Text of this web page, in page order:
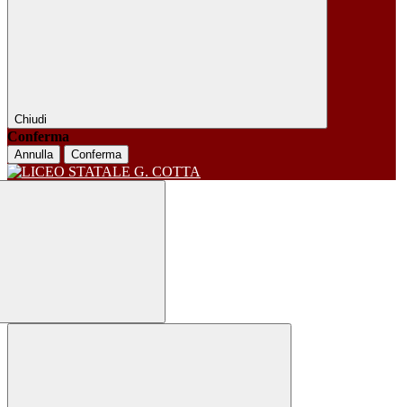
Chiudi
Conferma
Annulla Conferma